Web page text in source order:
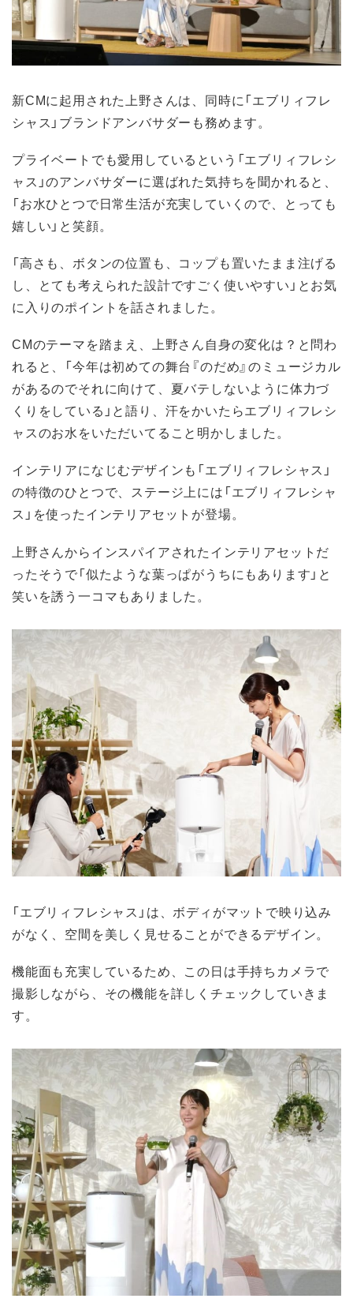
新CMに起用された上野さんは、同時に「エブリィフレ
シャス」ブランドアンバサダーも務めます。
プライベートでも愛用しているという「エブリィフレシ
ャス」のアンバサダーに選ばれた気持ちを聞かれると、
「お水ひとつで日常生活が充実していくので、とっても
嬉しい」と笑顔。
「高さも、ボタンの位置も、コップも置いたまま注げる
し、とても考えられた設計ですごく使いやすい」とお気
に入りのポイントを話されました。
CMのテーマを踏まえ、上野さん自身の変化は？と問わ
れると、「今年は初めての舞台『のだめ』のミュージカル
があるのでそれに向けて、夏バテしないように体力づ
くりをしている」と語り、汗をかいたらエブリィフレシ
ャスのお水をいただいてること明かしました。
インテリアになじむデザインも「エブリィフレシャス」
の特徴のひとつで、ステージ上には「エブリィフレシャ
ス」を使ったインテリアセットが登場。
上野さんからインスパイアされたインテリアセットだ
ったそうで「似たような葉っぱがうちにもあります」と
笑いを誘う一コマもありました。
「エブリィフレシャス」は、ボディがマットで映り込み
がなく、空間を美しく見せることができるデザイン。
機能面も充実しているため、この日は手持ちカメラで
撮影しながら、その機能を詳しくチェックしていきま
す。